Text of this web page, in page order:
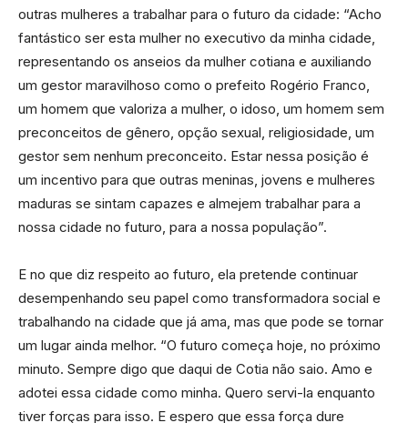
outras mulheres a trabalhar para o futuro da cidade: “Acho
fantástico ser esta mulher no executivo da minha cidade,
representando os anseios da mulher cotiana e auxiliando
um gestor maravilhoso como o prefeito Rogério Franco,
um homem que valoriza a mulher, o idoso, um homem sem
preconceitos de gênero, opção sexual, religiosidade, um
gestor sem nenhum preconceito. Estar nessa posição é
um incentivo para que outras meninas, jovens e mulheres
maduras se sintam capazes e almejem trabalhar para a
nossa cidade no futuro, para a nossa população”.
E no que diz respeito ao futuro, ela pretende continuar
desempenhando seu papel como transformadora social e
trabalhando na cidade que já ama, mas que pode se tornar
um lugar ainda melhor. “O futuro começa hoje, no próximo
minuto. Sempre digo que daqui de Cotia não saio. Amo e
adotei essa cidade como minha. Quero servi-la enquanto
tiver forças para isso. E espero que essa força dure